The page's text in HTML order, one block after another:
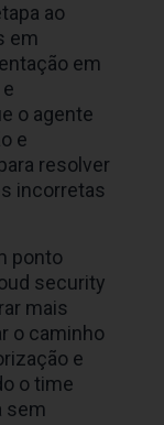
ao
em
em
o agente
e
resolver
incorretas
ponto
security
mais
o caminho
e
o time
sem